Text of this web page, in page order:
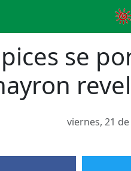
se
viernes, 21